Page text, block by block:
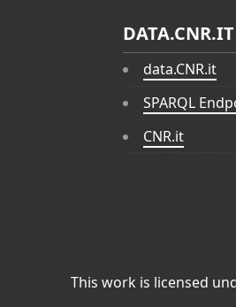
DATA.CNR.IT
data.CNR.it
SPARQL
CNR.it
This work is licensed